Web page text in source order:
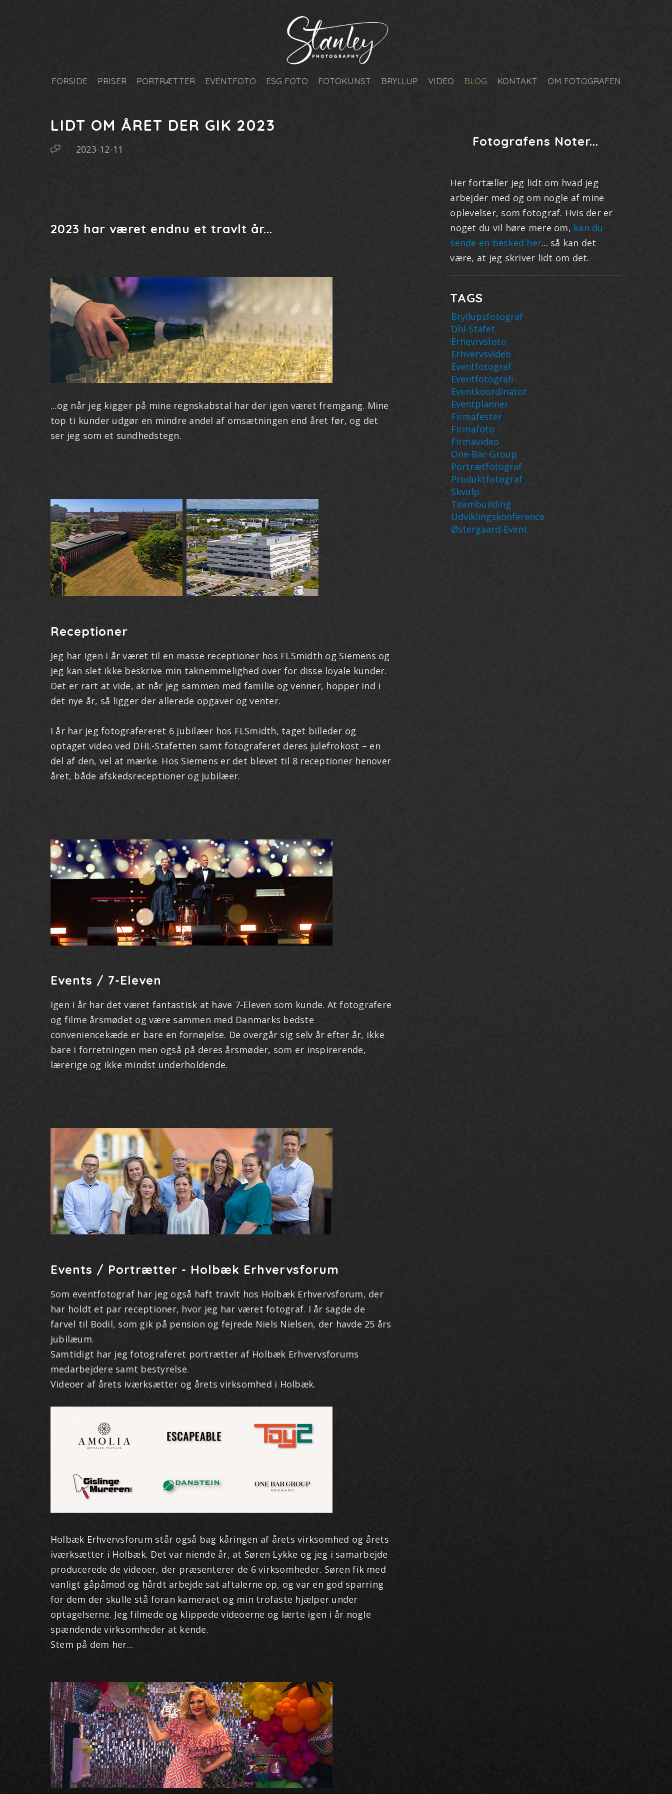
FORSIDE PRISER PORTRÆTTER EVENTFOTO ESG FOTO FOTOKUNST BRYLLUP VIDEO BLOG KONTAKT OM FOTOGRAFEN
LIDT OM ÅRET DER GIK 2023
2023-12-11
2023 har været endnu et travlt år...
...og når jeg kigger på mine regnskabstal har der igen været fremgang. Mine
top ti kunder udgør en mindre andel af omsætningen end året før, og det
ser jeg som et sundhedstegn.
Receptioner
Jeg har igen i år været til en masse receptioner hos FLSmidth og Siemens og
jeg kan slet ikke beskrive min taknemmelighed over for disse loyale kunder.
Det er rart at vide, at når jeg sammen med familie og venner, hopper ind i
det nye år, så ligger der allerede opgaver og venter.
I år har jeg fotografereret 6 jubilæer hos FLSmidth, taget billeder og
optaget video ved DHL-Stafetten samt fotograferet deres julefrokost – en
del af den, vel at mærke. Hos Siemens er det blevet til 8 receptioner henover
året, både afskedsreceptioner og jubilæer.
Events / 7-Eleven
Igen i år har det været fantastisk at have 7-Eleven som kunde. At fotografere
og filme årsmødet og være sammen med Danmarks bedste
conveniencekæde er bare en fornøjelse. De overgår sig selv år efter år, ikke
bare i forretningen men også på deres årsmøder, som er inspirerende,
lærerige og ikke mindst underholdende.
Events / Portrætter - Holbæk Erhvervsforum
Som eventfotograf har jeg også haft travlt hos Holbæk Erhvervsforum, der
har holdt et par receptioner, hvor jeg har været fotograf. I år sagde de
farvel til Bodil, som gik på pension og fejrede Niels Nielsen, der havde 25 års
jubilæum.
Samtidigt har jeg fotograferet portrætter af Holbæk Erhvervsforums
medarbejdere samt bestyrelse.
Videoer af årets iværksætter og årets virksomhed i Holbæk.
Holbæk Erhvervsforum står også bag kåringen af årets virksomhed og årets
iværksætter i Holbæk. Det var niende år, at Søren Lykke og jeg i samarbejde
producerede de videoer, der præsenterer de 6 virksomheder. Søren fik med
vanligt gåpåmod og hårdt arbejde sat aftalerne op, og var en god sparring
for dem der skulle stå foran kameraet og min trofaste hjælper under
optagelserne. Jeg filmede og klippede videoerne og lærte igen i år nogle
spændende virksomheder at kende.
Stem på dem her...
Fotografens Noter...
Her fortæller jeg lidt om hvad jeg
arbejder med og om nogle af mine
oplevelser, som fotograf. Hvis der er
noget du vil høre mere om, kan du
sende en besked her... så kan det
være, at jeg skriver lidt om det.
TAGS
Bryllupsfotograf
Dhl-Stafet
Erhevrvsfoto
Erhvervsvideo
Eventfotograf
Eventfotografi
Eventkoordinator
Eventplanner
Firmafester
Firmafoto
Firmavideo
One-Bar-Group
Portrætfotograf
Produktfotograf
Skvulp
Teambuilding
Udviklingskonference
Østergaard-Event